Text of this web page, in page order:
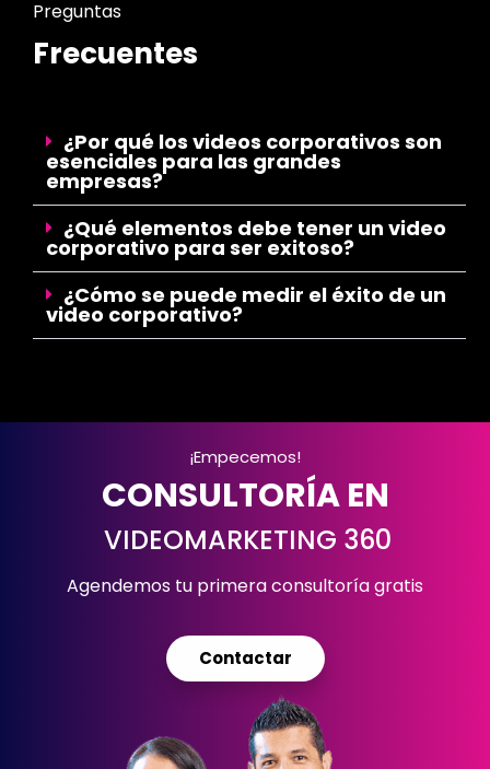
Preguntas
Frecuentes
¿Por qué los videos corporativos son
esenciales para las grandes
empresas?
¿Qué elementos debe tener un video
corporativo para ser exitoso?
¿Cómo se puede medir el éxito de un
video corporativo?
¡Empecemos!
CONSULTORÍA EN
VIDEOMARKETING 360
Agendemos tu primera consultoría gratis
Contactar